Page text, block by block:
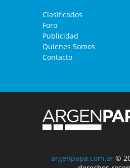
Clasificados
Foro
Publicidad
Quienes Somos
Contacto
argenpapa.com.ar ©